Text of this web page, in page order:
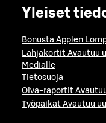
Yleiset
Bonusta Applen
Lahjakortit Avautuu
Medialle
Tietosuoja
Oiva-raportit
Työpaikat Avautuu